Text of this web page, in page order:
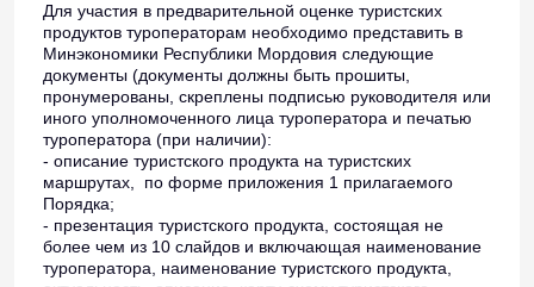
Для участия в предварительной оценке туристских
продуктов туроператорам необходимо представить в
Минэкономики Республики Мордовия следующие
документы (документы должны быть прошиты,
пронумерованы, скреплены подписью руководителя или
иного уполномоченного лица туроператора и печатью
туроператора (при наличии):
- описание туристского продукта на туристских
маршрутах, по форме приложения 1 прилагаемого
Порядка;
- презентация туристского продукта, состоящая не
более чем из 10 слайдов и включающая наименование
туроператора, наименование туристского продукта,